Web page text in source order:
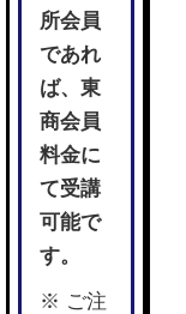
所会員
であれ
ば、東
商会員
料金に
て受講
可能で
す。
※ ご注